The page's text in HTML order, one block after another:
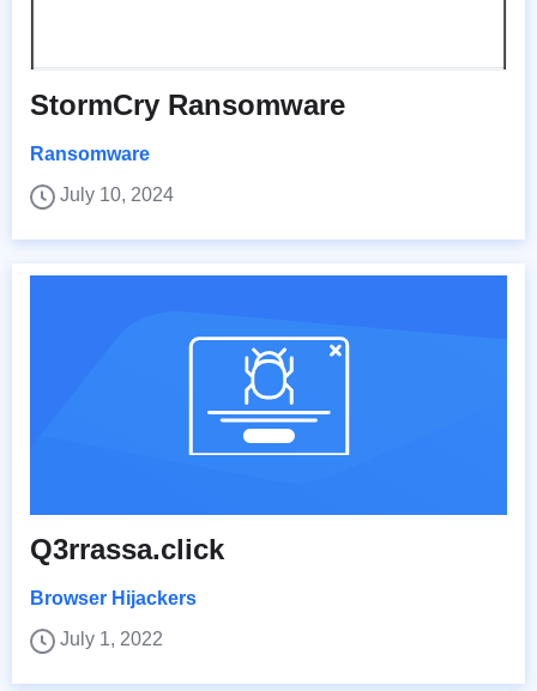
StormCry Ransomware
Ransomware
July 10, 2024
Q3rrassa.click
Browser Hijackers
July 1, 2022